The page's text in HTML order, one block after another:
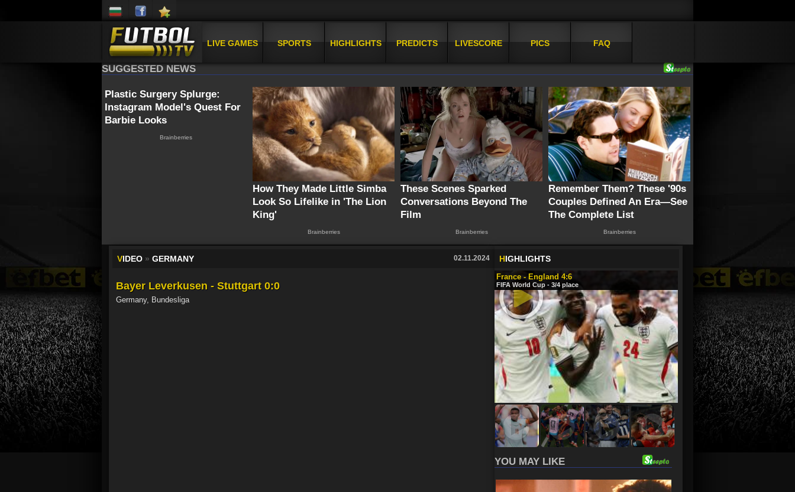
LIVE GAMES SPORTS HIGHLIGHTS PREDICTS LIVESCORE PICS FAQ
VIDEO » GERMANY 02.11.2024
Bayer Leverkusen - Stuttgart 0:0
Germany, Bundesliga
HIGHLIGHTS
France - England 4:6
FIFA World Cup - 3/4 place